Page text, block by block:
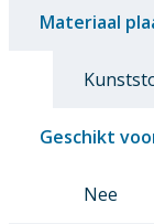
Materiaal
Geschikt
Nee